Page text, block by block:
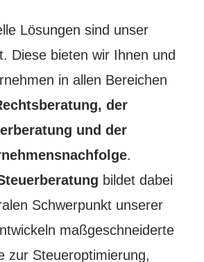
Lösungen sind unser
Diese bieten wir Ihnen und
in allen Bereichen
der
und der
.
bildet dabei
Schwerpunkt unserer
maßgeschneiderte
zur Steueroptimierung,